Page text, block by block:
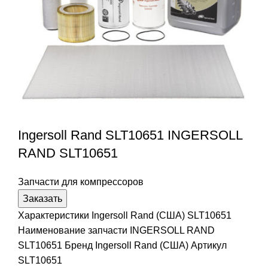
Ingersoll Rand SLT10651 INGERSOLL
RAND SLT10651
Запчасти для компрессоров
Заказать
Характеристики Ingersoll Rand (США) SLT10651
Наименование запчасти INGERSOLL RAND
SLT10651 Бренд Ingersoll Rand (США) Артикул
SLT10651